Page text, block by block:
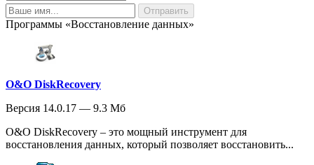
Программы «Восстановление данных»
O&O DiskRecovery
Версия 14.0.17 — 9.3 Мб
O&O DiskRecovery – это мощный инструмент для
восстановления данных, который позволяет восстановить...